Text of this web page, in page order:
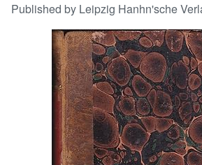
Browse Collections
Rare Books
Art & Collectables
Textbooks
Start Selling
Published by Leipzig Hanhn'sche